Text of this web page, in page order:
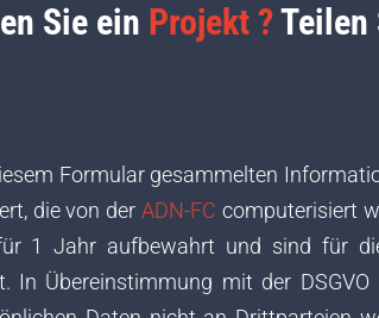
Sie ein Projekt ?Teilen
Formular gesammelten
die von derADN-FC computerisiert
1 Jahr aufbewahrt und sind für
In Übereinstimmung mit der